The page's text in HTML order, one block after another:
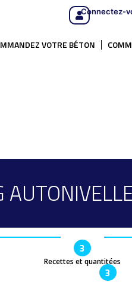
Connectez-
VOTRE BÉTON
3
Recettes et quantitées
3